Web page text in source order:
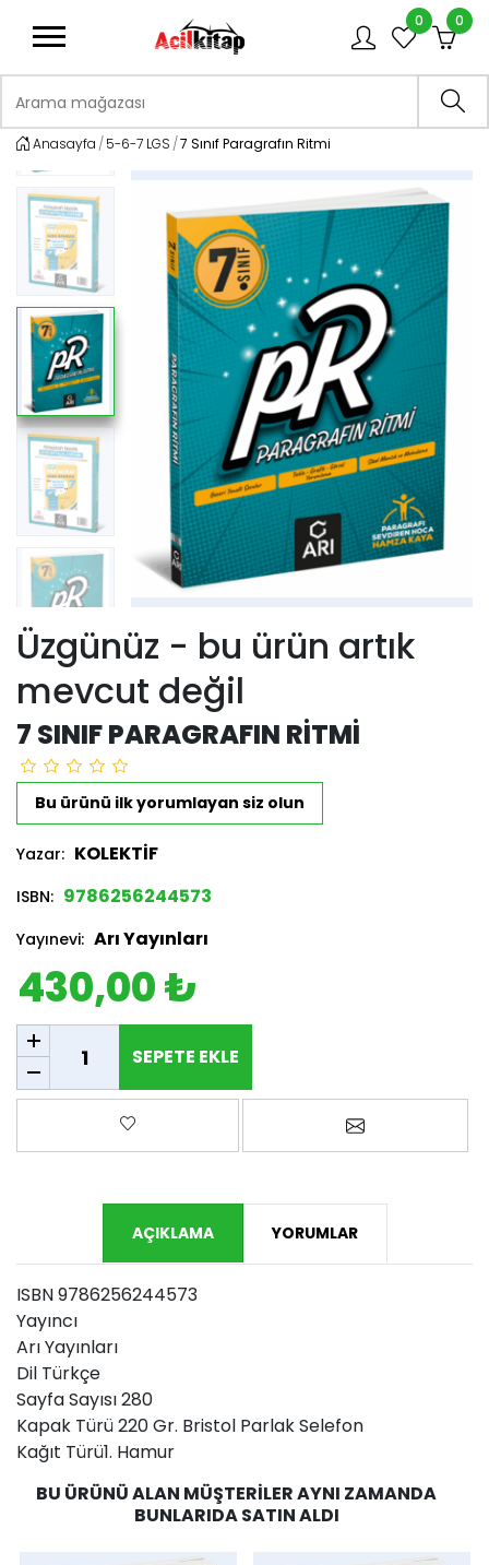
0 0
Anasayfa 5-6-7 LGS 7 Sınıf Paragrafın Ritmi
Üzgünüz - bu ürün artık
mevcut değil
7 SINIF PARAGRAFIN RITMI
Bu ürünü ilk yorumlayan siz olun
Yazar: KOLEKTİF
ISBN: 9786256244573
Yayınevi: Arı Yayınları
430,00 ₺
SEPETE EKLE
SEPETE EKLE
Favorilere ekle Arkadaşına
AÇIKLAMA YORUMLAR
ISBN 9786256244573
Yayıncı
Arı Yayınları
Dil Türkçe
Sayfa Sayısı 280
Kapak Türü 220 Gr. Bristol Parlak Selefon
Kağıt Türü1. Hamur
BU ÜRÜNÜ ALAN MÜŞTERILER AYNI ZAMANDA
BUNLARIDA SATIN ALDI